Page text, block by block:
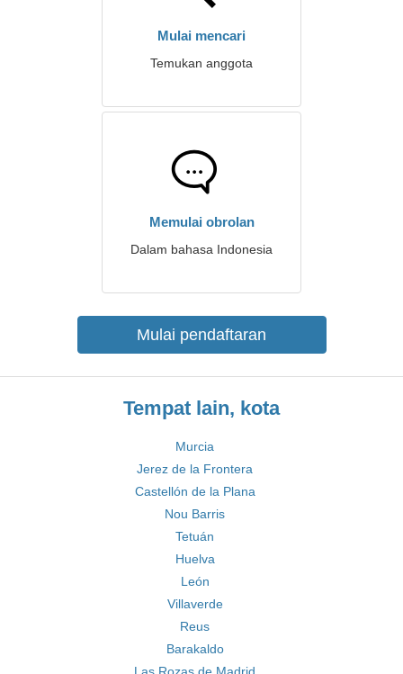
Mulai mencari
Temukan anggota
Memulai obrolan
Dalam bahasa Indonesia
Mulai pendaftaran
Tempat lain, kota
Murcia
Jerez de la Frontera
Castellón de la Plana
Nou Barris
Tetuán
Huelva
León
Villaverde
Reus
Barakaldo